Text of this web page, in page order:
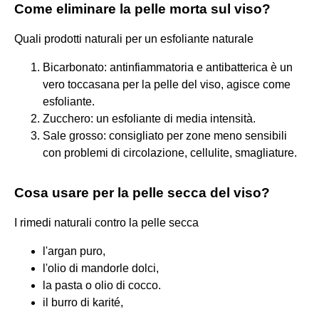
Come eliminare la pelle morta sul viso?
Quali prodotti naturali per un esfoliante naturale
Bicarbonato: antinfiammatoria e antibatterica è un
vero toccasana per la pelle del viso, agisce come
esfoliante.
Zucchero: un esfoliante di media intensità.
Sale grosso: consigliato per zone meno sensibili
con problemi di circolazione, cellulite, smagliature.
Cosa usare per la pelle secca del viso?
I rimedi naturali contro la pelle secca
l'argan puro,
l'olio di mandorle dolci,
la pasta o olio di cocco.
il burro di karité,